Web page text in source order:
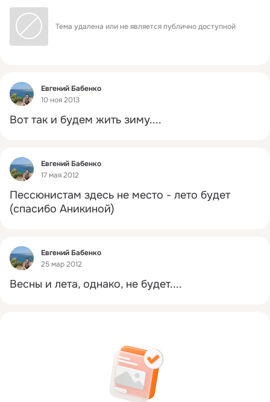
Тема удалена или не является публично доступной
Фид
Евгений Бабенко
10 ноя 2013
Вот так и будем жить зиму....
Фид
Евгений Бабенко
17 мая 2012
Пессюнистам здесь не место - лето будет
(спасибо Аникиной)
Фид
Евгений Бабенко
25 мар 2012
Весны и лета, однако, не будет....